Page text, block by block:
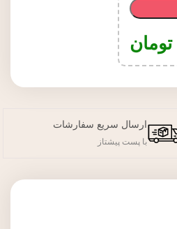
تومان
ارسال سریع سفارشات
با پست پیشتاز